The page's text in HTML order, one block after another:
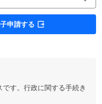
申請する
す。行政に関する手続き